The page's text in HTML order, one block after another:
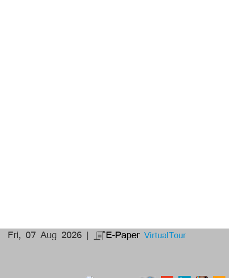
Fri, 07 Aug 2026 | E-Paper VirtualTour